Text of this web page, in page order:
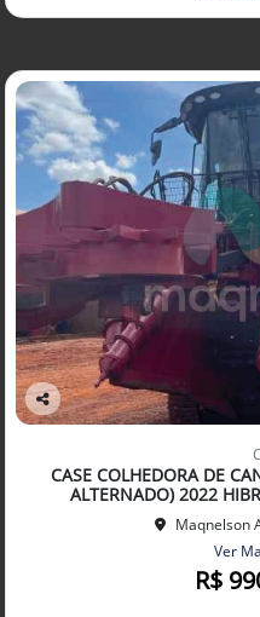
Co
lheCASE COLHEDORA DE
ALTERNADO) 2022
Maqnelson
Ver
R$